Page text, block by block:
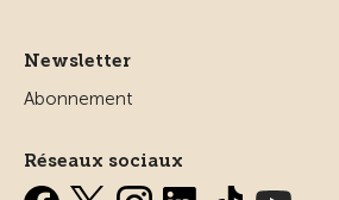
Newsletter
Abonnement
Réseaux sociaux